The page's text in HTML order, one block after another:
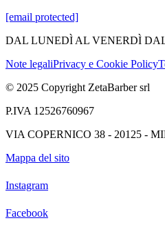
[email protected]
DAL LUNEDÌ AL VENERDÌ
Note legaliPrivacy e Cookie Policy
© 2025 Copyright ZetaBarber srl
P.IVA 12526760967
VIA COPERNICO 38 - 20125 -
Mappa del sito
Instagram
Facebook